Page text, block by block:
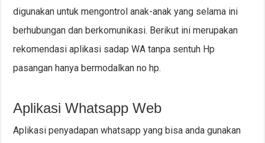
digunakan untuk mengontrol anak-anak yang selama ini
berhubungan dan berkomunikasi. Berikut ini merupakan
rekomendasi aplikasi sadap WA tanpa sentuh Hp
pasangan hanya bermodalkan no hp.
Aplikasi Whatsapp Web
Aplikasi penyadapan whatsapp yang bisa anda gunakan